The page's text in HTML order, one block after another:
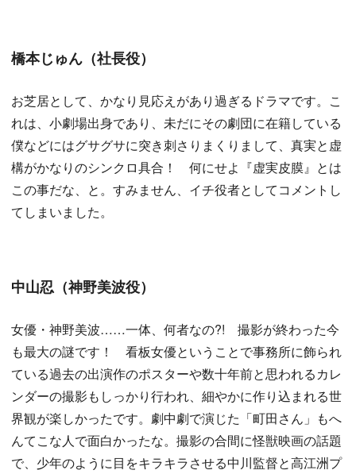
橋本じゅん（社長役）
お芝居として、かなり見応えがあり過ぎるドラマです。こ
れは、小劇場出身であり、未だにその劇団に在籍している
僕などにはグサグサに突き刺さりまくりまして、真実と虚
構がかなりのシンクロ具合！ 何にせよ『虚実皮膜』とは
この事だな、と。すみません、イチ役者としてコメントし
てしまいました。
中山忍（神野美波役）
女優・神野美波……一体、何者なの?! 撮影が終わった今
も最大の謎です！ 看板女優ということで事務所に飾られ
ている過去の出演作のポスターや数十年前と思われるカレ
ンダーの撮影もしっかり行われ、細やかに作り込まれる世
界観が楽しかったです。劇中劇で演じた「町田さん」もへ
んてこな人で面白かったな。撮影の合間に怪獣映画の話題
で、少年のように目をキラキラさせる中川監督と高江洲プ